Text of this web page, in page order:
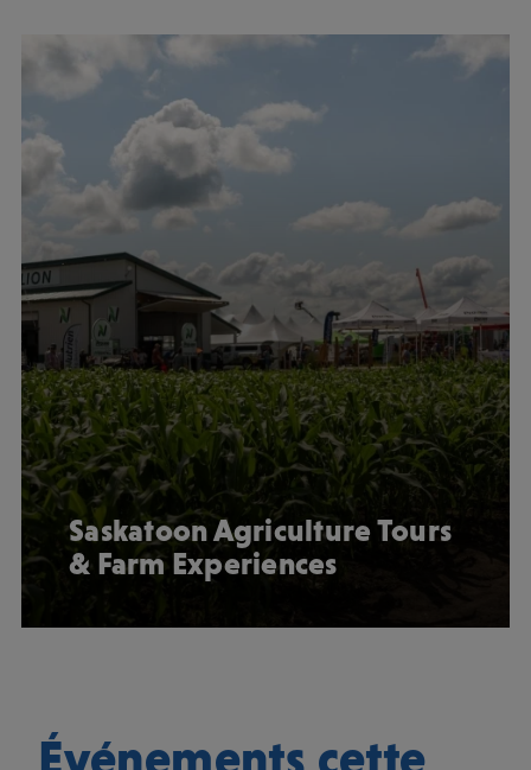
Saskatoon Agriculture Tours
& Farm Experiences